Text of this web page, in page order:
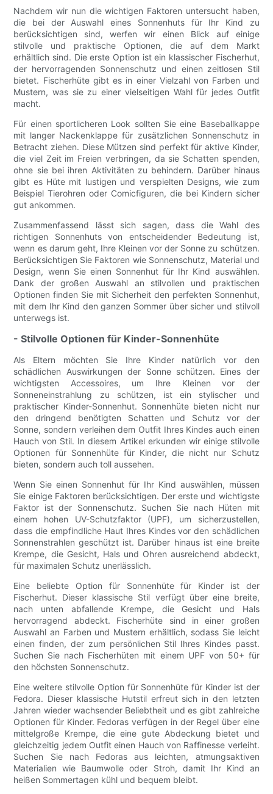
Nachdem wir nun die wichtigen Faktoren untersucht haben,
die bei der Auswahl eines Sonnenhuts für Ihr Kind zu
berücksichtigen sind, werfen wir einen Blick auf einige
stilvolle und praktische Optionen, die auf dem Markt
erhältlich sind. Die erste Option ist ein klassischer Fischerhut,
der hervorragenden Sonnenschutz und einen zeitlosen Stil
bietet. Fischerhüte gibt es in einer Vielzahl von Farben und
Mustern, was sie zu einer vielseitigen Wahl für jedes Outfit
macht.
Für einen sportlicheren Look sollten Sie eine Baseballkappe
mit langer Nackenklappe für zusätzlichen Sonnenschutz in
Betracht ziehen. Diese Mützen sind perfekt für aktive Kinder,
die viel Zeit im Freien verbringen, da sie Schatten spenden,
ohne sie bei ihren Aktivitäten zu behindern. Darüber hinaus
gibt es Hüte mit lustigen und verspielten Designs, wie zum
Beispiel Tierohren oder Comicfiguren, die bei Kindern sicher
gut ankommen.
Zusammenfassend lässt sich sagen, dass die Wahl des
richtigen Sonnenhuts von entscheidender Bedeutung ist,
wenn es darum geht, Ihre Kleinen vor der Sonne zu schützen.
Berücksichtigen Sie Faktoren wie Sonnenschutz, Material und
Design, wenn Sie einen Sonnenhut für Ihr Kind auswählen.
Dank der großen Auswahl an stilvollen und praktischen
Optionen finden Sie mit Sicherheit den perfekten Sonnenhut,
mit dem Ihr Kind den ganzen Sommer über sicher und stilvoll
unterwegs ist.
- Stilvolle Optionen für Kinder-Sonnenhüte
Als Eltern möchten Sie Ihre Kinder natürlich vor den
schädlichen Auswirkungen der Sonne schützen. Eines der
wichtigsten Accessoires, um Ihre Kleinen vor der
Sonneneinstrahlung zu schützen, ist ein stylischer und
praktischer Kinder-Sonnenhut. Sonnenhüte bieten nicht nur
den dringend benötigten Schatten und Schutz vor der
Sonne, sondern verleihen dem Outfit Ihres Kindes auch einen
Hauch von Stil. In diesem Artikel erkunden wir einige stilvolle
Optionen für Sonnenhüte für Kinder, die nicht nur Schutz
bieten, sondern auch toll aussehen.
Wenn Sie einen Sonnenhut für Ihr Kind auswählen, müssen
Sie einige Faktoren berücksichtigen. Der erste und wichtigste
Faktor ist der Sonnenschutz. Suchen Sie nach Hüten mit
einem hohen UV-Schutzfaktor (UPF), um sicherzustellen,
dass die empfindliche Haut Ihres Kindes vor den schädlichen
Sonnenstrahlen geschützt ist. Darüber hinaus ist eine breite
Krempe, die Gesicht, Hals und Ohren ausreichend abdeckt,
für maximalen Schutz unerlässlich.
Eine beliebte Option für Sonnenhüte für Kinder ist der
Fischerhut. Dieser klassische Stil verfügt über eine breite,
nach unten abfallende Krempe, die Gesicht und Hals
hervorragend abdeckt. Fischerhüte sind in einer großen
Auswahl an Farben und Mustern erhältlich, sodass Sie leicht
einen finden, der zum persönlichen Stil Ihres Kindes passt.
Suchen Sie nach Fischerhüten mit einem UPF von 50+ für
den höchsten Sonnenschutz.
Eine weitere stilvolle Option für Sonnenhüte für Kinder ist der
Fedora. Dieser klassische Hutstil erfreut sich in den letzten
Jahren wieder wachsender Beliebtheit und es gibt zahlreiche
Optionen für Kinder. Fedoras verfügen in der Regel über eine
mittelgroße Krempe, die eine gute Abdeckung bietet und
gleichzeitig jedem Outfit einen Hauch von Raffinesse verleiht.
Suchen Sie nach Fedoras aus leichten, atmungsaktiven
Materialien wie Baumwolle oder Stroh, damit Ihr Kind an
heißen Sommertagen kühl und bequem bleibt.